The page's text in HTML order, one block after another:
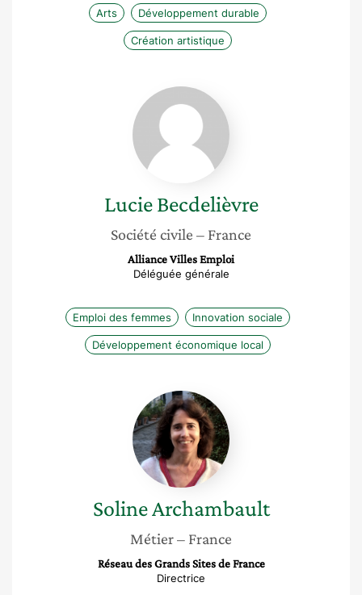
Arts Développement durable
Création artistique
Lucie
Becdelièvre
Lucie Becdelièvre
Société civile – France
Alliance Villes Emploi
Déléguée générale
Emploi des femmes Innovation sociale
Développement économique local
Soline
Archambault
SolineArchambault
Métier– France
Réseau des Grands Sites de France
Directrice